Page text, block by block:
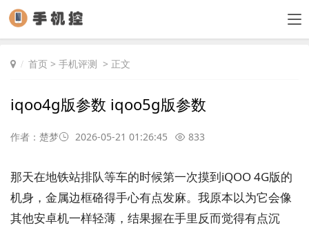
首页 > 手机评测 > 正文
iqoo4g版参数 iqoo5g版参数
作者：楚梦 2026-05-21 01:26:45 833
那天在地铁站排队等车的时候第一次摸到iQOO 4G版的
机身，金属边框硌得手心有点发麻。我原本以为它会像
其他安卓机一样轻薄，结果握在手里反而觉得有点沉